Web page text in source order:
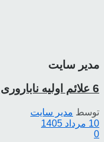
مدیر سایت
6 علائم اولیه ناباروری که نباید نادیده بگیرید
توسط مدیر سایت
10 مرداد 1405
0